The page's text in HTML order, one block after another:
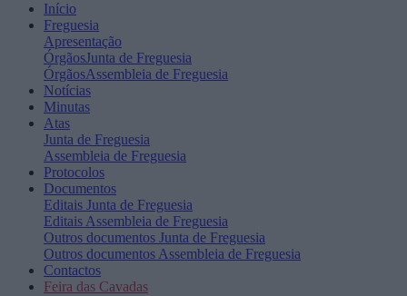
Início
Freguesia
Apresentação
ÓrgãosJunta de Freguesia
ÓrgãosAssembleia de Freguesia
Notícias
Minutas
Atas
Junta de Freguesia
Assembleia de Freguesia
Protocolos
Documentos
Editais Junta de Freguesia
Editais Assembleia de Freguesia
Outros documentos Junta de Freguesia
Outros documentos Assembleia de Freguesia
Contactos
Feira das Cavadas